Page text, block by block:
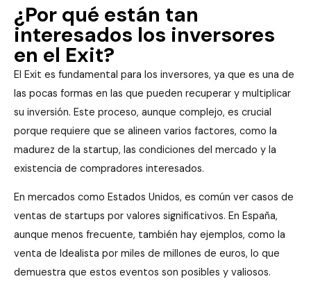
¿Por qué están tan
interesados los inversores
en el Exit?
El Exit es fundamental para los inversores, ya que es una de
las pocas formas en las que pueden recuperar y multiplicar
su inversión. Este proceso, aunque complejo, es crucial
porque requiere que se alineen varios factores, como la
madurez de la startup, las condiciones del mercado y la
existencia de compradores interesados.
En mercados como Estados Unidos, es común ver casos de
ventas de startups por valores significativos. En España,
aunque menos frecuente, también hay ejemplos, como la
venta de Idealista por miles de millones de euros, lo que
demuestra que estos eventos son posibles y valiosos.